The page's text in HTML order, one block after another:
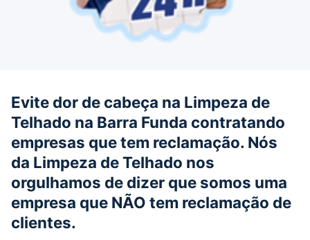
Evite dor de cabeça na Limpeza de
Telhado na Barra Funda contratando
empresas que tem reclamação. Nós
da Limpeza de Telhado nos
orgulhamos de dizer que somos uma
empresa que NÃO tem reclamação de
clientes.